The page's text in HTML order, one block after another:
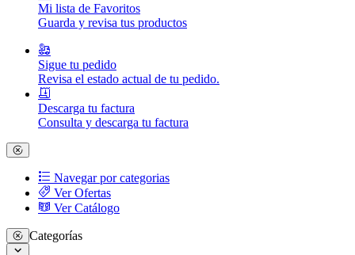
Mi lista de Favoritos
Guarda y revisa tus productos
Sigue tu pedido
Revisa el estado actual de tu pedido.
Descarga tu factura
Consulta y descarga tu factura
Navegar por categorias
Ver Ofertas
Ver Catálogo
Categorías